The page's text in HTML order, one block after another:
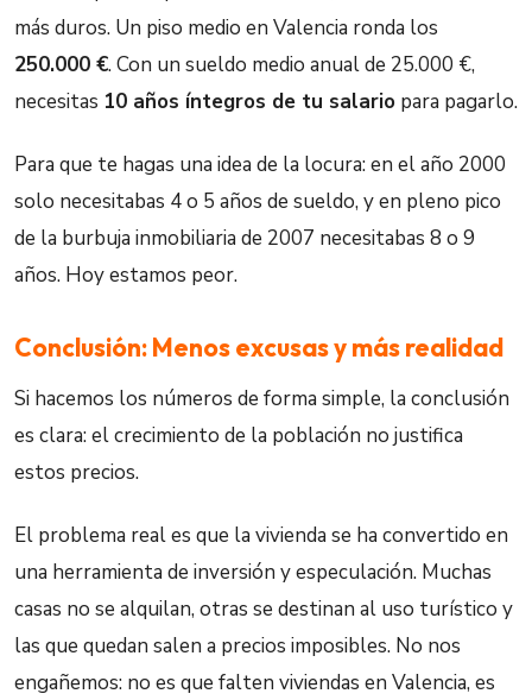
más duros. Un piso medio en Valencia ronda los
250.000 €. Con un sueldo medio anual de 25.000 €,
necesitas 10 años íntegros de tu salario para pagarlo.
Para que te hagas una idea de la locura: en el año 2000
solo necesitabas 4 o 5 años de sueldo, y en pleno pico
de la burbuja inmobiliaria de 2007 necesitabas 8 o 9
años. Hoy estamos peor.
Conclusión: Menos excusas y más realidad
Si hacemos los números de forma simple, la conclusión
es clara: el crecimiento de la población no justifica
estos precios.
El problema real es que la vivienda se ha convertido en
una herramienta de inversión y especulación. Muchas
casas no se alquilan, otras se destinan al uso turístico y
las que quedan salen a precios imposibles. No nos
engañemos: no es que falten viviendas en Valencia, es